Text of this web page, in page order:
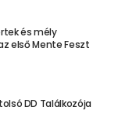
és mély
első Mente Feszt
DD Találkozója